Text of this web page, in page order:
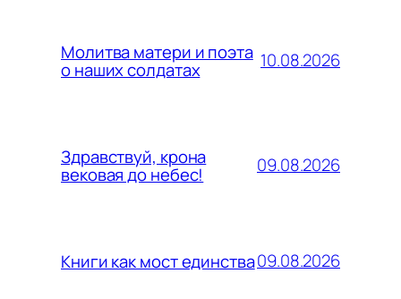
Молитва матери и поэта
о наших солдатах 10.08.2026
Здравствуй, крона
вековая до небес! 09.08.2026
Книги как мост единства09.08.2026